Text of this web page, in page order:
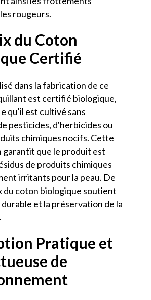
rougeurs.
du Coton
Certifié
dans la fabrication de ce
est certifié biologique,
qu'il est cultivé sans
pesticides, d'herbicides ou
chimiques nocifs. Cette
que le produit est
de produits chimiques
irritants pour la peau. De
du coton biologique soutient
et la préservation de la
Pratique et
de